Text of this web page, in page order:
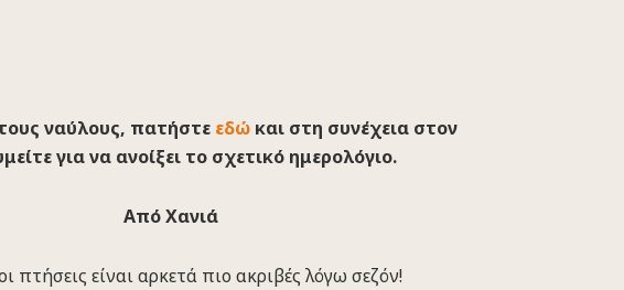
ναύλους, πατήστε εδώ και στη συνέχεια στον
για να ανοίξει το σχετικό ημερολόγιο.
Από Χανιά
είναι αρκετά πιο ακριβές λόγω σεζόν!